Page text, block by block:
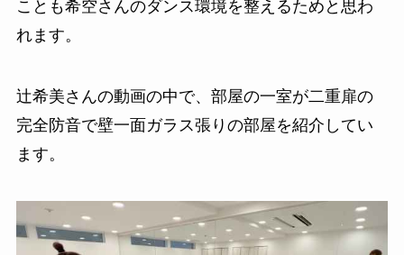
ことも希空さんのダンス環境を整えるためと思わ
れます。
辻希美さんの動画の中で、部屋の一室が二重扉の
完全防音で壁一面ガラス張りの部屋を紹介してい
ます。